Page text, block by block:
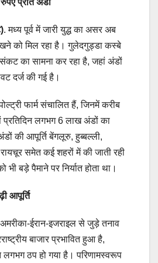
. मध्य पूर्व में जारी युद्ध का असर अब
को मिल रहा है। गुलेदगुड्डा कस्बे
संकट का सामना कर रहा है, जहां अंडों
दर्ज की गई है।
फार्म संचालित हैं, जिनमें करीब
प्रतिदिन लगभग 6 लाख अंडों का
की आपूर्ति बेंगलूरु, हुब्बल्ली,
समेत कई शहरों में की जाती रही
बड़े पैमाने पर निर्यात होता था।
आपूर्ति
अमरीका-ईरान-इजराइल से जुड़े तनाव
बाजार प्रभावित हुआ है,
लगभग ठप हो गया है। परिणामस्वरूप